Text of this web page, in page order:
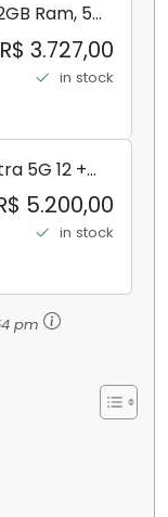
Ram, 5G,
R$ 3.727,00
in stock
5G 12 +
8
D7 para
5.200,00
in stock
pm